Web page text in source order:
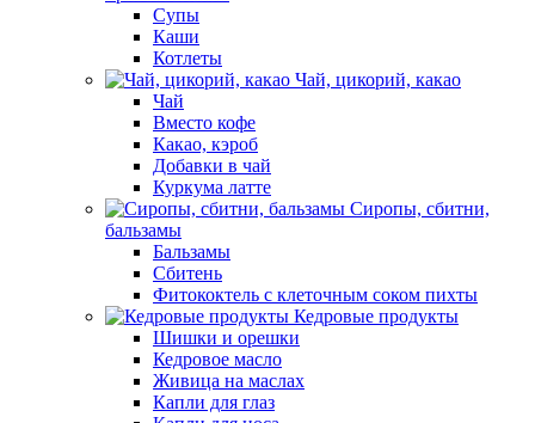
Супы
Каши
Котлеты
Чай, цикорий, какао
Чай
Вместо кофе
Какао, кэроб
Добавки в чай
Куркума латте
Сиропы, сбитни,
бальзамы
Бальзамы
Сбитень
Фитококтель с клеточным соком пихты
Кедровые продукты
Шишки и орешки
Кедровое масло
Живица на маслах
Капли для глаз